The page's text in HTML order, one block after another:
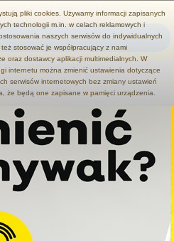
pliki cookies. Używamy informacji zapisanych
technologii m.in. w celach reklamowych i
naszych serwisów do indywidualnych
stosować je współpracujący z nami
oraz dostawcy aplikacji multimedialnych. W
internetu można zmienić ustawienia dotyczące
serwisów internetowych bez zmiany ustawień
że będą one zapisane w pamięci urządzenia.